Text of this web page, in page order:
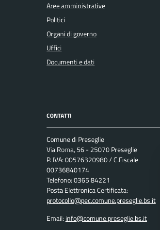
Aree amministrative
Politici
Organi di governo
Uffici
Documenti e dati
CONTATTI
Comune di Preseglie
Via Roma, 56 - 25070 Preseglie
P. IVA: 00576320980 / C.Fiscale
00736840174
Telefono: 0365 84221
Posta Elettronica Certificata:
protocollo@pec.comune.preseglie.bs.it
Email: info@comune.preseglie.bs.it